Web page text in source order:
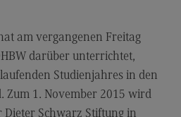
am vergangenen Freitag
darüber unterrichtet,
Studienjahres in den
Zum 1. November 2015 wird
Dieter Schwarz Stiftung in